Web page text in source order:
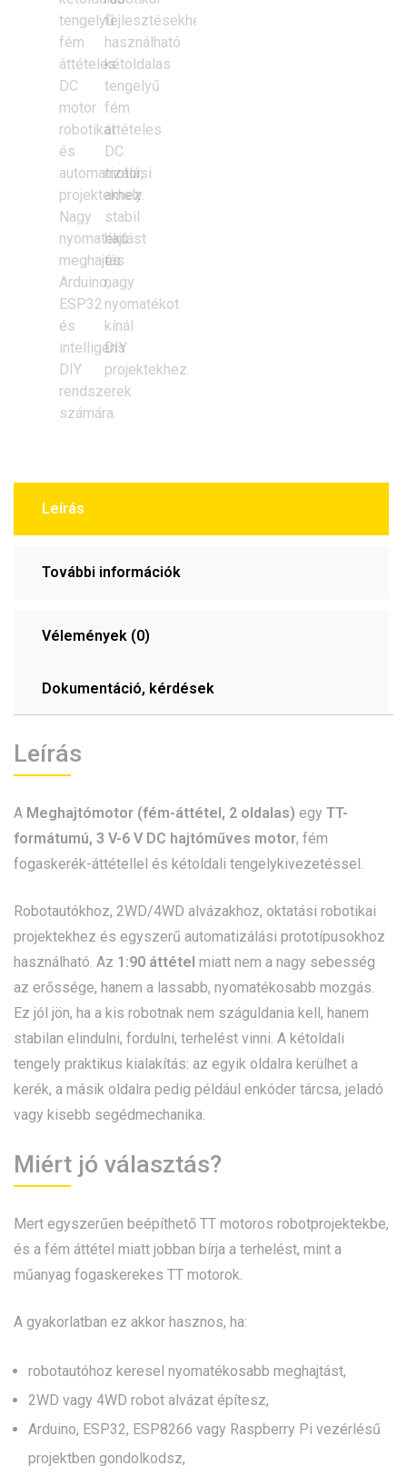
Leírás
További információk
Vélemények (0)
Dokumentáció, kérdések
Leírás
A Meghajtómotor (fém-áttétel, 2 oldalas) egy TT-
formátumú, 3 V-6 V DC hajtóműves motor, fém
fogaskerék-áttétellel és kétoldali tengelykivezetéssel.
Robotautókhoz, 2WD/4WD alvázakhoz, oktatási robotikai
projektekhez és egyszerű automatizálási prototípusokhoz
használható. Az 1:90 áttétel miatt nem a nagy sebesség
az erőssége, hanem a lassabb, nyomatékosabb mozgás.
Ez jól jön, ha a kis robotnak nem száguldania kell, hanem
stabilan elindulni, fordulni, terhelést vinni. A kétoldali
tengely praktikus kialakítás: az egyik oldalra kerülhet a
kerék, a másik oldalra pedig például enkóder tárcsa, jeladó
vagy kisebb segédmechanika.
Miért jó választás?
Mert egyszerűen beépíthető TT motoros robotprojektekbe,
és a fém áttétel miatt jobban bírja a terhelést, mint a
műanyag fogaskerekes TT motorok.
A gyakorlatban ez akkor hasznos, ha:
robotautóhoz keresel nyomatékosabb meghajtást,
2WD vagy 4WD robot alvázat építesz,
Arduino, ESP32, ESP8266 vagy Raspberry Pi vezérlésű
projektben gondolkodsz,